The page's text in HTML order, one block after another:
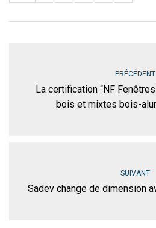
PRÉCÉDENT
La certification “NF
bois et mixtes bois-
SUIVANT
Sadev change de dimension